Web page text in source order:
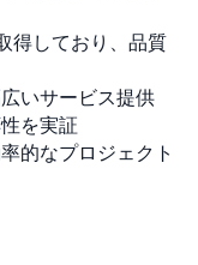
得しており、品質
いサービス提供
を実証
的なプロジェクト